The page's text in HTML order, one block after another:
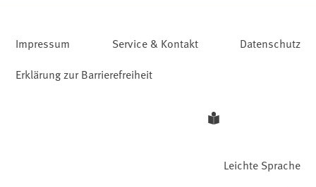
Impressum Service & Kontakt
Datenschutz
Erklärung zur Barrierefreiheit
Leichte Sprache